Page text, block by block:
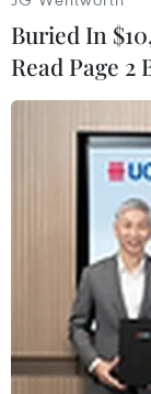
Twitter lại
dùng
01/03/2023 14:03
Theo trang
4.500 người
cập Twitter.
thông tin trên.
Buried In
Read Page 2